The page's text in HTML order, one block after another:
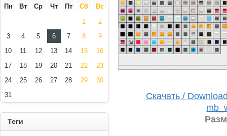
Скачать /
Пн Вт Ср Чт Пт Сб
Вс
1
2
3
4 5 6 7 8
9
10
11 12 13 14 15
16
17
18 19 20 21 22
23
24
25 26 27 28 29
30
31
Теги